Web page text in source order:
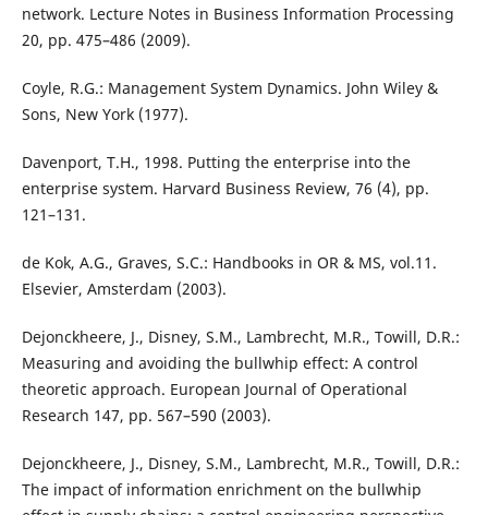
network. Lecture Notes in Business Information Processing
20, pp. 475–486 (2009).
Coyle, R.G.: Management System Dynamics. John Wiley &
Sons, New York (1977).
Davenport, T.H., 1998. Putting the enterprise into the
enterprise system. Harvard Business Review, 76 (4), pp.
121–131.
de Kok, A.G., Graves, S.C.: Handbooks in OR & MS, vol.11.
Elsevier, Amsterdam (2003).
Dejonckheere, J., Disney, S.M., Lambrecht, M.R., Towill, D.R.:
Measuring and avoiding the bullwhip effect: A control
theoretic approach. European Journal of Operational
Research 147, pp. 567–590 (2003).
Dejonckheere, J., Disney, S.M., Lambrecht, M.R., Towill, D.R.:
The impact of information enrichment on the bullwhip